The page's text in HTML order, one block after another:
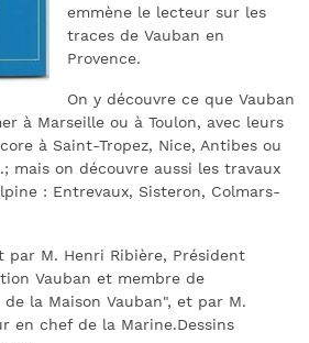
emmène le lecteur sur les
traces de Vauban en
Provence.
On y découvre ce que Vauban
à Marseille ou à Toulon, avec leurs
à Saint-Tropez, Nice, Antibes ou
mais on découvre aussi les travaux
: Entrevaux, Sisteron, Colmars-
par M. Henri Ribière, Président
Vauban et membre de
de la Maison Vauban", et par M.
en chef de la Marine.Dessins